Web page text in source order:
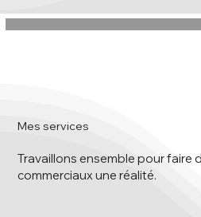
Mes services
Travaillons ensemble pour faire
commerciaux une réalité.